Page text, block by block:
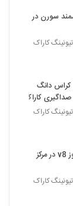
سورن در
کاراک
صداگیری خودرو h30 کراس دانگ
کاراک
کاراک
صداگیری تویوتا لندکروز v8 در مرکز
کاراک